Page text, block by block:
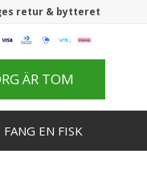
retur & bytteret
ÄR TOM
FANG EN FISK